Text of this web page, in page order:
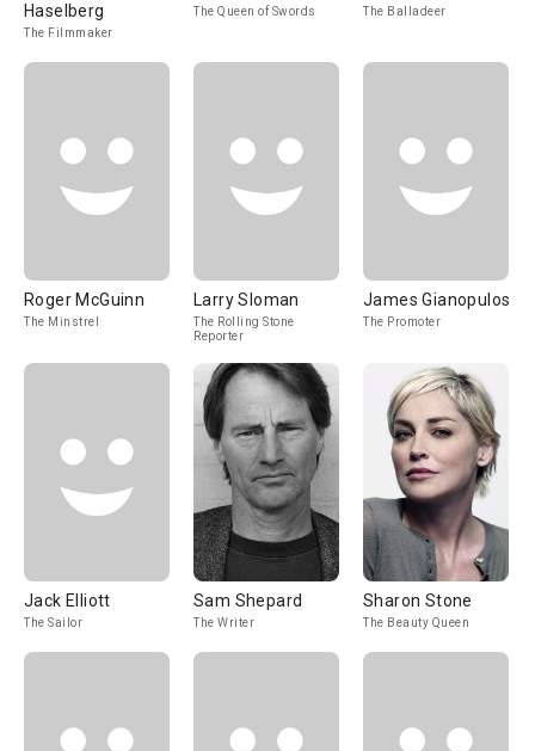
Haselberg
The Filmmaker
The Queen of Swords The Balladeer
Roger McGuinn
The Minstrel
Larry Sloman
The Rolling Stone
Reporter
James Gianopulos
The Promoter
Jack Elliott
The Sailor
Sam Shepard
The Writer
Sharon Stone
The Beauty Queen